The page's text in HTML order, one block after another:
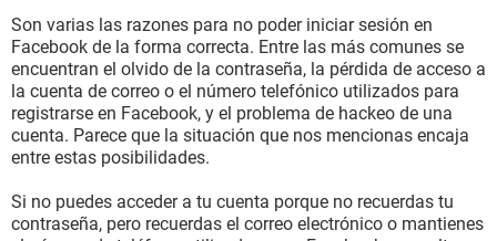
Son varias las razones para no poder iniciar sesión en
Facebook de la forma correcta. Entre las más comunes se
encuentran el olvido de la contraseña, la pérdida de acceso a
la cuenta de correo o el número telefónico utilizados para
registrarse en Facebook, y el problema de hackeo de una
cuenta. Parece que la situación que nos mencionas encaja
entre estas posibilidades.
Si no puedes acceder a tu cuenta porque no recuerdas tu
contraseña, pero recuerdas el correo electrónico o mantienes